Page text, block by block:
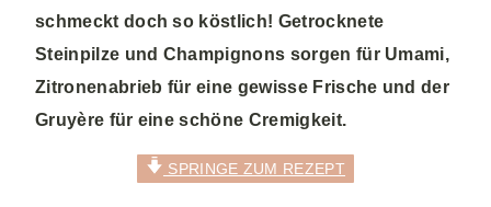
schmeckt doch so köstlich! Getrocknete
Steinpilze und Champignons sorgen für Umami,
Zitronenabrieb für eine gewisse Frische und der
Gruyère für eine schöne Cremigkeit.
SPRINGE ZUM REZEPT